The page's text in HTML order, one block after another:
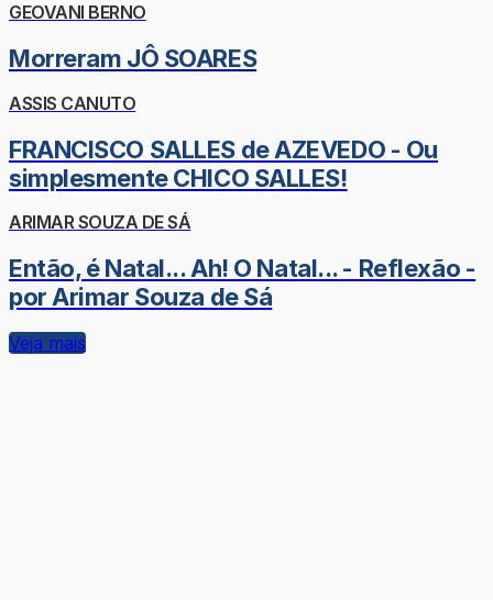
GEOVANI BERNO
Morreram JÔ SOARES
ASSIS CANUTO
FRANCISCO SALLES de AZEVEDO - Ou
simplesmente CHICO SALLES!
ARIMAR SOUZA DE SÁ
Então, é Natal... Ah! O Natal... - Reflexão -
por Arimar Souza de Sá
Veja mais